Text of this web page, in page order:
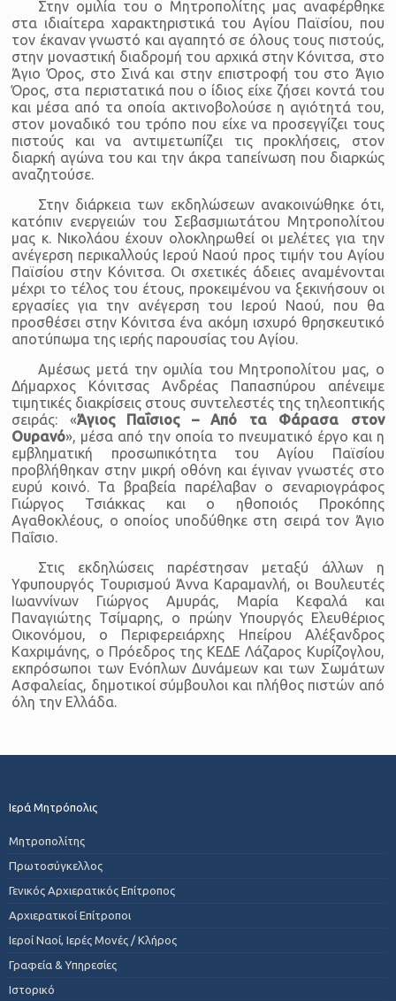
Στην ομιλία του ο Μητροπολίτης μας αναφέρθηκε
στα ιδιαίτερα χαρακτηριστικά του Αγίου Παϊσίου, που
τον έκαναν γνωστό και αγαπητό σε όλους τους πιστούς,
στην μοναστική διαδρομή του αρχικά στην Κόνιτσα, στο
Άγιο Όρος, στο Σινά και στην επιστροφή του στο Άγιο
Όρος, στα περιστατικά που ο ίδιος είχε ζήσει κοντά του
και μέσα από τα οποία ακτινοβολούσε η αγιότητά του,
στον μοναδικό του τρόπο που είχε να προσεγγίζει τους
πιστούς και να αντιμετωπίζει τις προκλήσεις, στον
διαρκή αγώνα του και την άκρα ταπείνωση που διαρκώς
αναζητούσε.
Στην διάρκεια των εκδηλώσεων ανακοινώθηκε ότι,
κατόπιν ενεργειών του Σεβασμιωτάτου Μητροπολίτου
μας κ. Νικολάου έχουν ολοκληρωθεί οι μελέτες για την
ανέγερση περικαλλούς Ιερού Ναού προς τιμήν του Αγίου
Παϊσίου στην Κόνιτσα. Οι σχετικές άδειες αναμένονται
μέχρι το τέλος του έτους, προκειμένου να ξεκινήσουν οι
εργασίες για την ανέγερση του Ιερού Ναού, που θα
προσθέσει στην Κόνιτσα ένα ακόμη ισχυρό θρησκευτικό
αποτύπωμα της ιερής παρουσίας του Αγίου.
Αμέσως μετά την ομιλία του Μητροπολίτου μας, ο
Δήμαρχος Κόνιτσας Ανδρέας Παπασπύρου απένειμε
τιμητικές διακρίσεις στους συντελεστές της τηλεοπτικής
σειράς: «Άγιος Παΐσιος – Από τα Φάρασα στον
Ουρανό», μέσα από την οποία το πνευματικό έργο και η
εμβληματική προσωπικότητα του Αγίου Παϊσίου
προβλήθηκαν στην μικρή οθόνη και έγιναν γνωστές στο
ευρύ κοινό. Τα βραβεία παρέλαβαν ο σεναριογράφος
Γιώργος Τσιάκκας και ο ηθοποιός Προκόπης
Αγαθοκλέους, ο οποίος υποδύθηκε στη σειρά τον Άγιο
Παΐσιο.
Στις εκδηλώσεις παρέστησαν μεταξύ άλλων η
Υφυπουργός Τουρισμού Άννα Καραμανλή, οι Βουλευτές
Ιωαννίνων Γιώργος Αμυράς, Μαρία Κεφαλά και
Παναγιώτης Τσίμαρης, ο πρώην Υπουργός Ελευθέριος
Οικονόμου, ο Περιφερειάρχης Ηπείρου Αλέξανδρος
Καχριμάνης, ο Πρόεδρος της ΚΕΔΕ Λάζαρος Κυρίζογλου,
εκπρόσωποι των Ενόπλων Δυνάμεων και των Σωμάτων
Ασφαλείας, δημοτικοί σύμβουλοι και πλήθος πιστών από
όλη την Ελλάδα.
Ιερά Μητρόπολις
Μητροπολίτης
Πρωτοσύγκελλος
Γενικός Αρχιερατικός Επίτροπος
Αρχιερατικοί Επίτροποι
Ιεροί Ναοί, Ιερές Μονές / Κλήρος
Γραφεία & Υπηρεσίες
Ιστορικό